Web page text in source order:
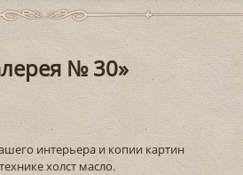
№ 30»
интерьера и копии картин
холст масло.